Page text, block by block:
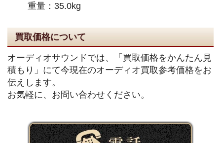
重量：35.0kg
買取価格について
オーディオサウンドでは、「買取価格をかんたん見
積もり」にて今現在のオーディオ買取参考価格をお
伝えします。
お気軽に、お問い合わせください。